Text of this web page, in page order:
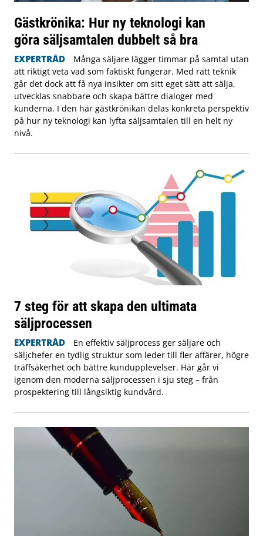
Gästkrönika: Hur ny teknologi kan
göra säljsamtalen dubbelt så bra
EXPERTRÅD
Många säljare lägger timmar på samtal utan
att riktigt veta vad som faktiskt fungerar. Med rätt teknik
går det dock att få nya insikter om sitt eget sätt att sälja,
utvecklas snabbare och skapa bättre dialoger med
kunderna. I den här gästkrönikan delas konkreta perspektiv
på hur ny teknologi kan lyfta säljsamtalen till en helt ny
nivå.
7 steg för att skapa den ultimata
säljprocessen
EXPERTRÅD
En effektiv säljprocess ger säljare och
säljchefer en tydlig struktur som leder till fler affärer, högre
träffsäkerhet och bättre kundupplevelser. Här går vi
igenom den moderna säljprocessen i sju steg – från
prospektering till långsiktig kundvård.